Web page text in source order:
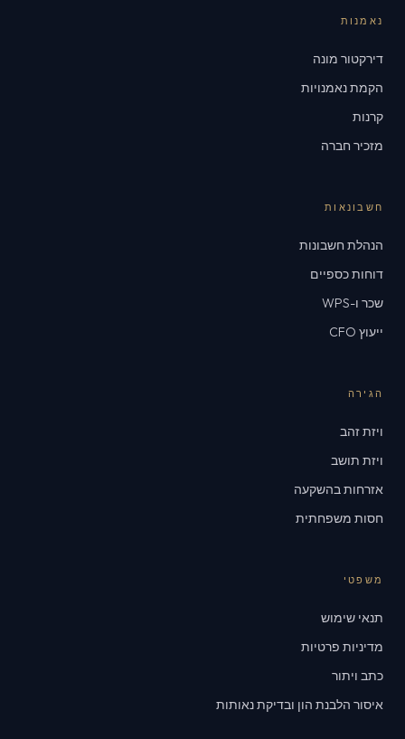
נאמנות
דירקטור מונה
הקמת נאמנויות
קרנות
מזכיר חברה
חשבונאות
הנהלת חשבונות
דוחות כספיים
שכר ו-WPS
ייעוץ CFO
הגירה
ויזת זהב
ויזת תושב
אזרחות בהשקעה
חסות משפחתית
משפטי
תנאי שימוש
מדיניות פרטיות
כתב ויתור
איסור הלבנת הון ובדיקת נאותות